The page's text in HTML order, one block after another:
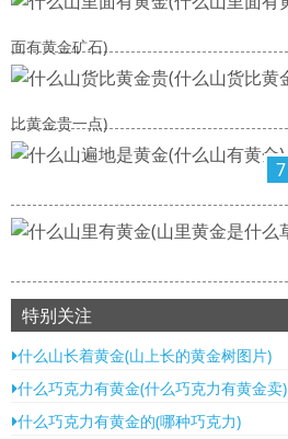
面有黄金矿石)
比黄金贵一点)
7
特别关注
什么山长着黄金(山上长的黄金树图片)
什么巧克力有黄金(什么巧克力有黄金卖)
什么巧克力有黄金的(哪种巧克力)